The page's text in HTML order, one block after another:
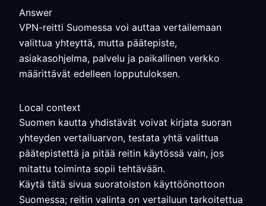
Answer
VPN-reitti Suomessa voi auttaa vertailemaan
valittua yhteyttä, mutta päätepiste,
asiakasohjelma, palvelu ja paikallinen verkko
määrittävät edelleen lopputuloksen.
Local context
Suomen kautta yhdistävät voivat kirjata suoran
yhteyden vertailuarvon, testata yhtä valittua
päätepistettä ja pitää reitin käytössä vain, jos
mitattu toiminta sopii tehtävään.
Käytä tätä sivua suoratoiston käyttöönottoon
Suomessa; reitin valinta on vertailuun tarkoitettua